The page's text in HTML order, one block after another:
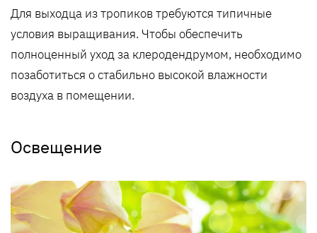
Для выходца из тропиков требуются типичные
условия выращивания. Чтобы обеспечить
полноценный уход за клеродендрумом, необходимо
позаботиться о стабильно высокой влажности
воздуха в помещении.
Освещение